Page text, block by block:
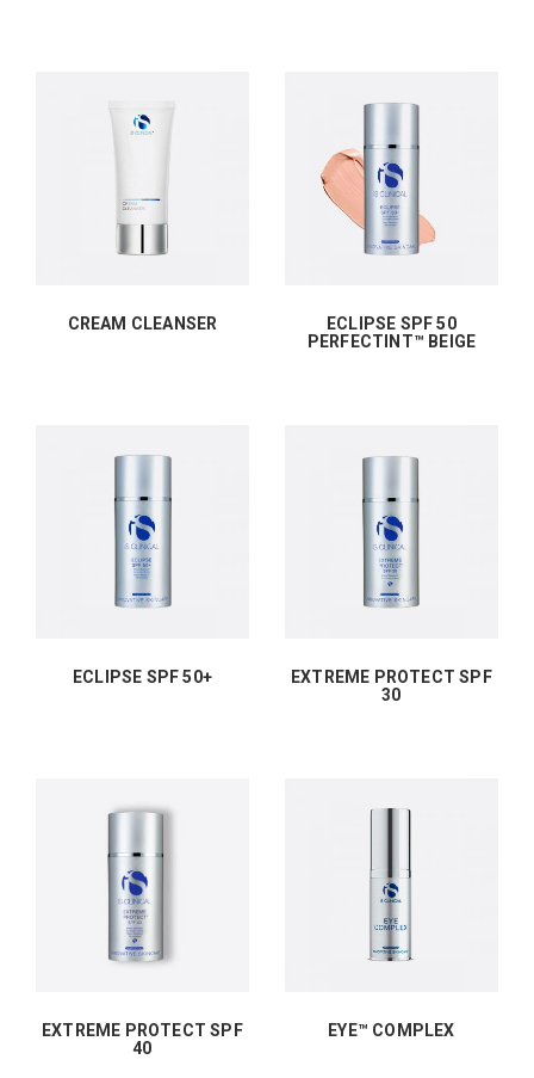
CREAM CLEANSER
ECLIPSE SPF 50
PERFECTINT™ BEIGE
ECLIPSE SPF 50+
EXTREME PROTECT SPF
30
EXTREME PROTECT SPF
40
EYE™ COMPLEX